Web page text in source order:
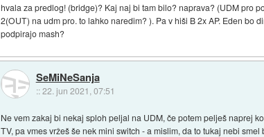
hvala za predlog! (bridge)? Kaj naj bi tam bilo? naprava? (UDM pro
2(OUT) na udm pro. to lahko naredim? ). Pa v hiši B 2x AP. Eden bo
podpirajo mash?
SeMiNeSanja
::22. jun 2021, 07:51
Ne vem zakaj bi nekaj sploh peljal na UDM, če potem pelješ naprej
TV, pa vmes vržeš še nek mini switch - a mislim, da to tukaj nebi smel